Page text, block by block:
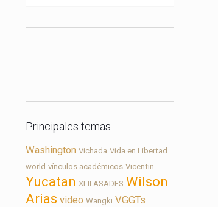
Principales temas
Washington Vichada Vida en Libertad
world vínculos académicos Vicentin
Yucatan XLII ASADES Wilson
Arias video Wangki VGGTs